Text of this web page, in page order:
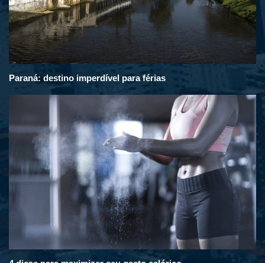
Paraná: destino imperdível para férias